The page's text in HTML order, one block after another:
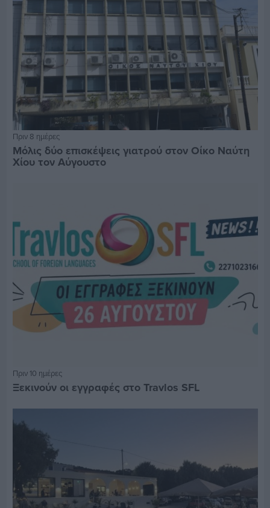
Πριν 8 ημέρες
Μόλις δύο επισκέψεις γιατρού στον Οίκο Ναύτη
Χίου τον Αύγουστο
Πριν 10 ημέρες
Ξεκινούν οι εγγραφές στο Travlos SFL